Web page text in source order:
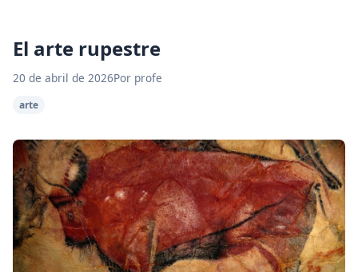
El arte rupestre
20 de abril de 2026Por profe
arte